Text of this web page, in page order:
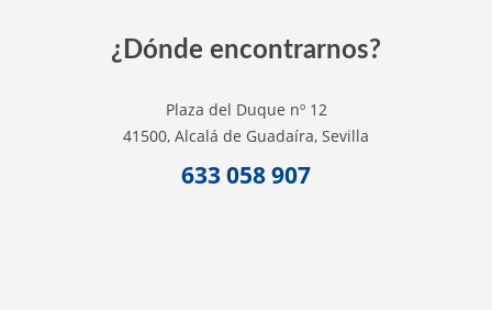
¿Dónde encontrarnos?
Plaza del Duque nº 12
41500, Alcalá de Guadaíra, Sevilla
633 058 907